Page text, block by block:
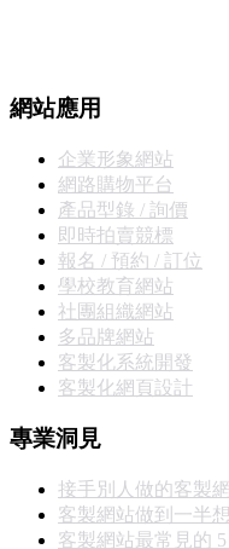
網站應用
企業形象網站
網路購物平台
產品型錄 / 詢價
即時拍賣競標
報名 / 預約 / 訂位
學校教育網站
社團組織網站
多品牌網站
客製化系統開發
客製化網頁設計
專業洞見
客製網站最常見的